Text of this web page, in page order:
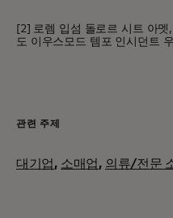
[2] 로렘 입섬 돌로르 시트 아
도 이우스모드 템포 인시던트
관련 주제
대기업, 소매업, 의류/전문